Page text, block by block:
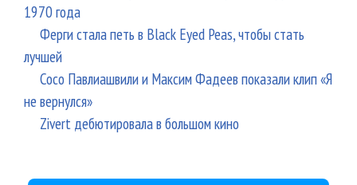
1970 года
Ферги стала петь в Black Eyed Peas, чтобы стать
лучшей
Сосо Павлиашвили и Максим Фадеев показали клип «Я
не вернулся»
Zivert дебютировала в большом кино